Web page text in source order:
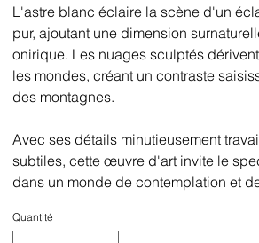
L'astre blanc éclaire la scène d'un
pur, ajoutant une dimension
onirique. Les nuages sculptés
les mondes, créant un contraste
des montagnes.
Avec ses détails minutieusement
subtiles, cette œuvre d'art invite le
dans un monde de contemplation et
Quantité